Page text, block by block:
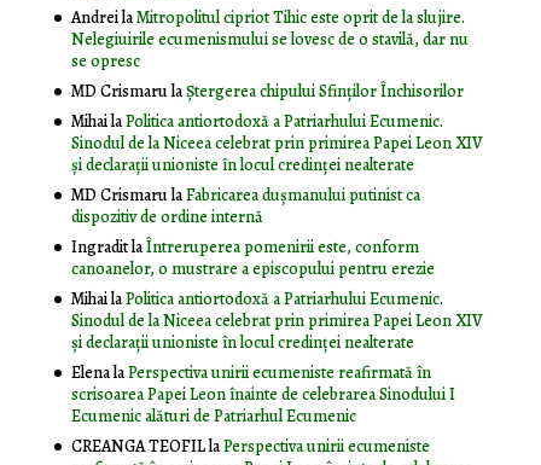
AndreilaMitropolitul cipriot Tihic este oprit de la slujire.
Nelegiuirile ecumenismului se lovesc de o stavilă, dar nu
se opresc
MD CrismarulaŞtergerea chipului Sfinţilor Închisorilor
MihailaPolitica antiortodoxă a Patriarhului Ecumenic.
Sinodul de la Niceea celebrat prin primirea Papei Leon XIV
și declarații unioniste în locul credinței nealterate
MD CrismarulaFabricarea dușmanului putinist ca
dispozitiv de ordine internă
IngraditlaÎntreruperea pomenirii este, conform
canoanelor, o mustrare a episcopului pentru erezie
MihailaPolitica antiortodoxă a Patriarhului Ecumenic.
Sinodul de la Niceea celebrat prin primirea Papei Leon XIV
și declarații unioniste în locul credinței nealterate
ElenalaPerspectiva unirii ecumeniste reafirmată în
scrisoarea Papei Leon înainte de celebrarea Sinodului I
Ecumenic alături de Patriarhul Ecumenic
CREANGA TEOFILlaPerspectiva unirii ecumeniste